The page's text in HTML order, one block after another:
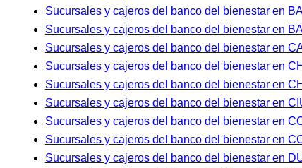
Sucursales y cajeros del banco del bienestar en
Sucursales y cajeros del banco del bienestar en
Sucursales y cajeros del banco del bienestar en
Sucursales y cajeros del banco del bienestar en
Sucursales y cajeros del banco del bienestar en
Sucursales y cajeros del banco del bienestar en
Sucursales y cajeros del banco del bienestar en
Sucursales y cajeros del banco del bienestar en
Sucursales y cajeros del banco del bienestar en